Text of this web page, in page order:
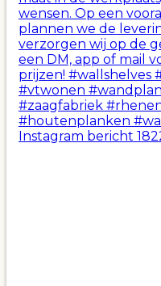
Instagram bericht